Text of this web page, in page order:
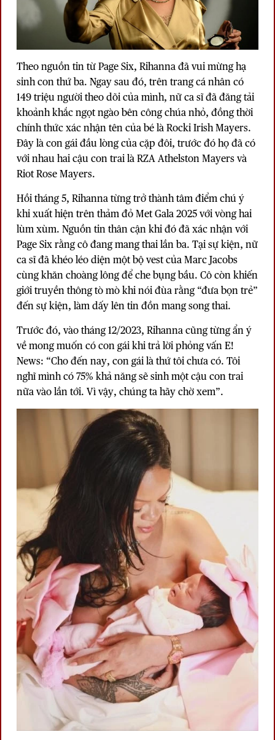
Theo nguồn tin từ Page Six, Rihanna đã vui mừng hạ
sinh con thứ ba. Ngay sau đó, trên trang cá nhân có
149 triệu người theo dõi của mình, nữ ca sĩ đã đăng tải
khoảnh khắc ngọt ngào bên công chúa nhỏ, đồng thời
chính thức xác nhận tên của bé là Rocki Irish Mayers.
Đây là con gái đầu lòng của cặp đôi, trước đó họ đã có
với nhau hai cậu con trai là RZA Athelston Mayers và
Riot Rose Mayers.
Hồi tháng 5, Rihanna từng trở thành tâm điểm chú ý
khi xuất hiện trên thảm đỏ Met Gala 2025 với vòng hai
lùm xùm. Nguồn tin thân cận khi đó đã xác nhận với
Page Six rằng cô đang mang thai lần ba. Tại sự kiện, nữ
ca sĩ đã khéo léo diện một bộ vest của Marc Jacobs
cùng khăn choàng lông để che bụng bầu. Cô còn khiến
giới truyền thông tò mò khi nói đùa rằng “đưa bọn trẻ”
đến sự kiện, làm dấy lên tin đồn mang song thai.
Trước đó, vào tháng 12/2023, Rihanna cũng từng ẩn ý
về mong muốn có con gái khi trả lời phỏng vấn E!
News: “Cho đến nay, con gái là thứ tôi chưa có. Tôi
nghĩ mình có 75% khả năng sẽ sinh một cậu con trai
nữa vào lần tới. Vì vậy, chúng ta hãy chờ xem”.